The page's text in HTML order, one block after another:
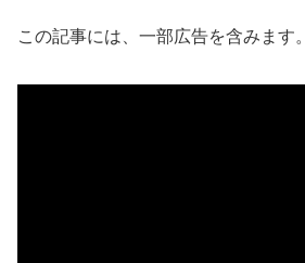
この記事には、一部広告を含みます。